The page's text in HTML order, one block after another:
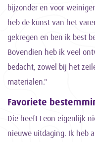
bijzonder en voor
heb de kunst van het
gekregen en ben ik best
Bovendien heb ik veel
bedacht, zowel bij het
materialen."
Favoriete
Die heeft Leon eigenlijk
nieuwe uitdaging. Ik heb